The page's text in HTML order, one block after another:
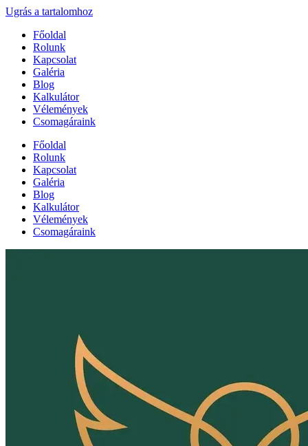
Ugrás a tartalomhoz
Főoldal
Rolunk
Kapcsolat
Galéria
Blog
Kalkulátor
Vélemények
Csomagáraink
Főoldal
Rolunk
Kapcsolat
Galéria
Blog
Kalkulátor
Vélemények
Csomagáraink